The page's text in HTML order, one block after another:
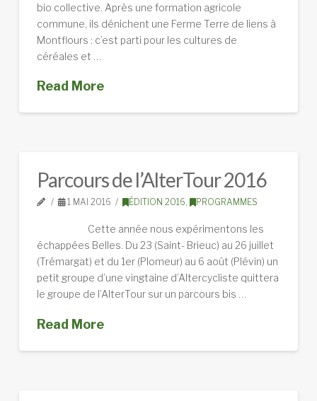
bio collective. Après une formation agricole
commune, ils dénichent une Ferme Terre de liens à
Montflours : c’est parti pour les cultures de
céréales et …
Read More
Parcours de l’AlterTour 2016
1 MAI 2016 ÉDITION 2016 PROGRAMMES
Cette année nous expérimentons les
échappées Belles. Du 23 (Saint- Brieuc) au 26 juillet
(Trémargat) et du 1er (Plomeur) au 6 août (Plévin) un
petit groupe d’une vingtaine d’Altercycliste quittera
le groupe de l’AlterTour sur un parcours bis …
Read More